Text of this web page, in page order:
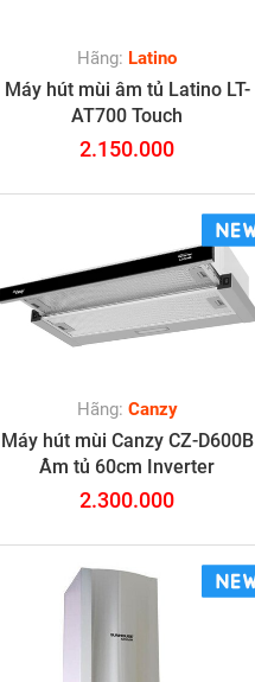
Hãng: Latino
Máy hút mùi âm tủ Latino LT-
AT700 Touch
2.150.000
Hãng: Canzy
Máy hút mùi Canzy CZ-D600B
Âm tủ 60cm Inverter
2.300.000